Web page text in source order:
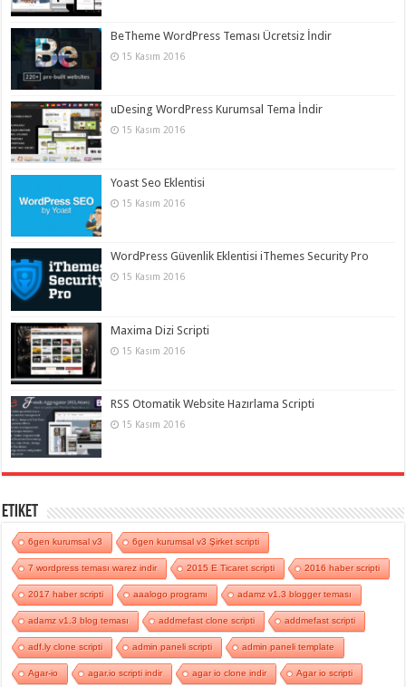
BeTheme WordPress Teması Ücretsiz İndir
15 Kasım 2016
uDesing WordPress Kurumsal Tema İndir
15 Kasım 2016
Yoast Seo Eklentisi
15 Kasım 2016
WordPress Güvenlik Eklentisi iThemes Security Pro
15 Kasım 2016
Maxima Dizi Scripti
15 Kasım 2016
RSS Otomatik Website Hazırlama Scripti
15 Kasım 2016
Etiket
6gen kurumsal v3 6gen kurumsal v3 Şirket scripti
7 wordpress teması warez indir 2015 E Ticaret scripti 2016 haber scripti
2017 haber scripti aaalogo programı adamz v1.3 blogger teması
adamz v1.3 blog teması addmefast clone scripti addmefast scripti
adf.ly clone scripti admin paneli scripti admin paneli template
Agar-io agar.io scripti indir agar io clone indir Agar io scripti